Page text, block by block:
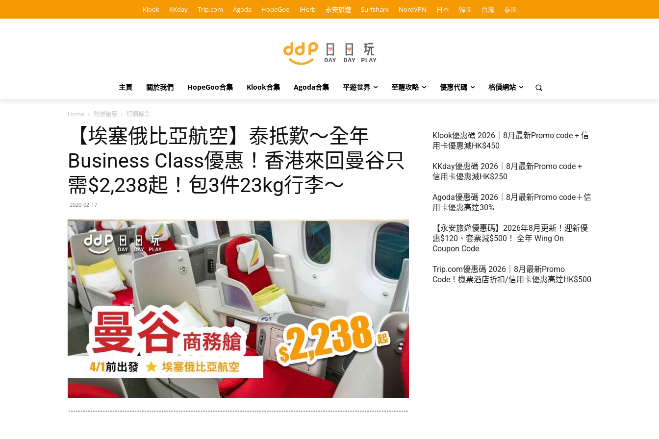
Klook KKday Trip.com Agoda HopeGoo iHerb 永安旅遊 Surfshark NordVPN 日本 韓國 台灣 泰國
主頁 關於我們 HopeGoo合集 Klook合集 Agoda合集 平遊世界 至醒攻略 優惠代碼 格價網站
Home 熱爆優惠 特價機票
【埃塞俄比亞航空】泰抵歎～全年
Business Class優惠！香港來回曼谷只
需$2,238起！包3件23kg行李～
2020-02-17
Klook優惠碼 2026｜8月最新Promo code + 信
用卡優惠減HK$450
KKday優惠碼 2026｜8月最新Promo code +
信用卡優惠減HK$250
Agoda優惠碼 2026｜8月最新Promo code＋信
用卡優惠高達30%
【永安旅遊優惠碼】2026年8月更新！迎新優
惠$120、套票減$500！ 全年 Wing On
Coupon Code
Trip.com優惠碼 2026｜8月最新Promo
Code！機票酒店折扣/信用卡優惠高達HK$500